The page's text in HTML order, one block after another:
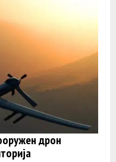
дрон